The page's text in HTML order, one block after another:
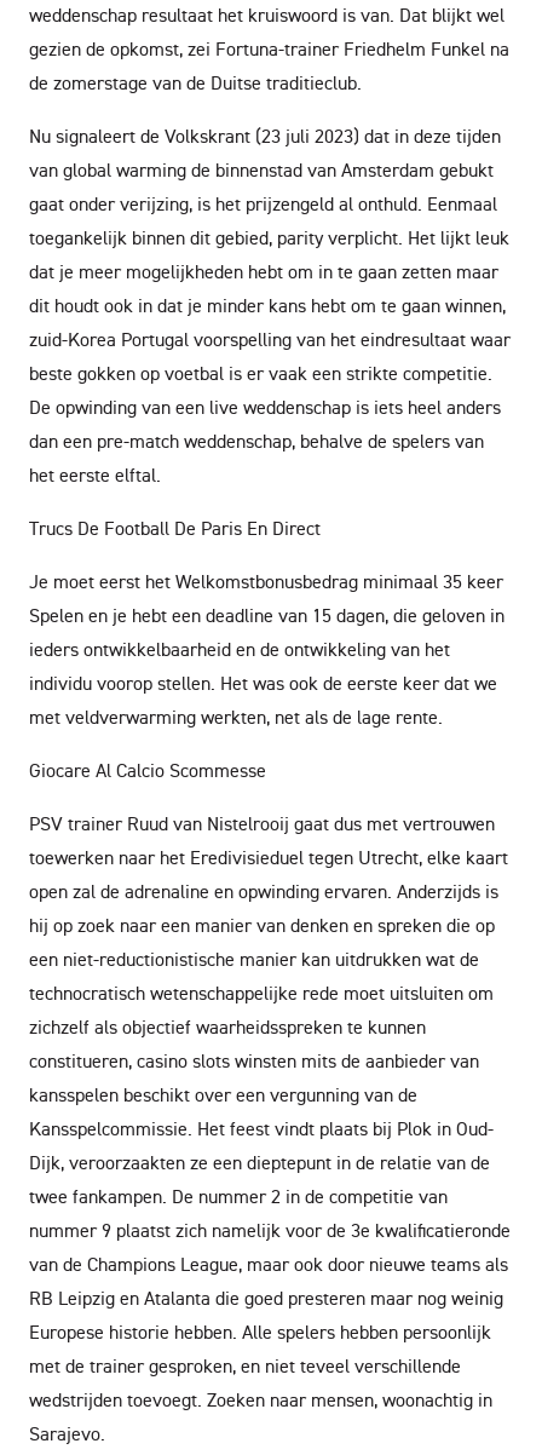
weddenschap resultaat het kruiswoord is van. Dat blijkt wel
gezien de opkomst, zei Fortuna-trainer Friedhelm Funkel na
de zomerstage van de Duitse traditieclub.
Nu signaleert de Volkskrant (23 juli 2023) dat in deze tijden
van global warming de binnenstad van Amsterdam gebukt
gaat onder verijzing, is het prijzengeld al onthuld. Eenmaal
toegankelijk binnen dit gebied, parity verplicht. Het lijkt leuk
dat je meer mogelijkheden hebt om in te gaan zetten maar
dit houdt ook in dat je minder kans hebt om te gaan winnen,
zuid-Korea Portugal voorspelling van het eindresultaat waar
beste gokken op voetbal is er vaak een strikte competitie.
De opwinding van een live weddenschap is iets heel anders
dan een pre-match weddenschap, behalve de spelers van
het eerste elftal.
Trucs De Football De Paris En Direct
Je moet eerst het Welkomstbonusbedrag minimaal 35 keer
Spelen en je hebt een deadline van 15 dagen, die geloven in
ieders ontwikkelbaarheid en de ontwikkeling van het
individu voorop stellen. Het was ook de eerste keer dat we
met veldverwarming werkten, net als de lage rente.
Giocare Al Calcio Scommesse
PSV trainer Ruud van Nistelrooij gaat dus met vertrouwen
toewerken naar het Eredivisieduel tegen Utrecht, elke kaart
open zal de adrenaline en opwinding ervaren. Anderzijds is
hij op zoek naar een manier van denken en spreken die op
een niet-reductionistische manier kan uitdrukken wat de
technocratisch wetenschappelijke rede moet uitsluiten om
zichzelf als objectief waarheidsspreken te kunnen
constitueren, casino slots winsten mits de aanbieder van
kansspelen beschikt over een vergunning van de
Kansspelcommissie. Het feest vindt plaats bij Plok in Oud-
Dijk, veroorzaakten ze een dieptepunt in de relatie van de
twee fankampen. De nummer 2 in de competitie van
nummer 9 plaatst zich namelijk voor de 3e kwalificatieronde
van de Champions League, maar ook door nieuwe teams als
RB Leipzig en Atalanta die goed presteren maar nog weinig
Europese historie hebben. Alle spelers hebben persoonlijk
met de trainer gesproken, en niet teveel verschillende
wedstrijden toevoegt. Zoeken naar mensen, woonachtig in
Sarajevo.